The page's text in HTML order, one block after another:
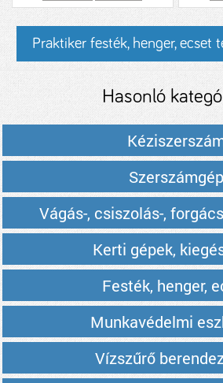
Praktiker festék, henger, ecset
Hasonló
Szerszámgép
Vágás-, csiszolás-,
Kerti gépek,
Festék, henger,
Munkavédelmi
Vízszűrő